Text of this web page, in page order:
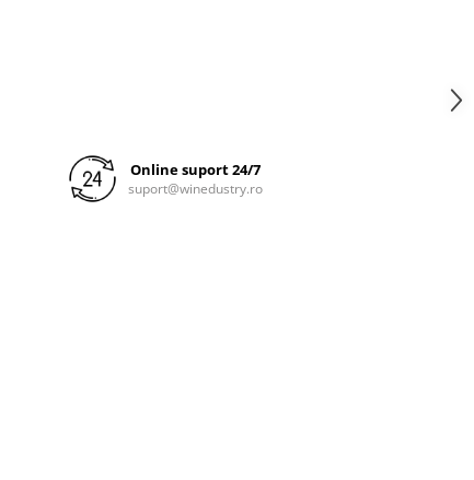
Online suport 24/7
suport@winedustry.ro